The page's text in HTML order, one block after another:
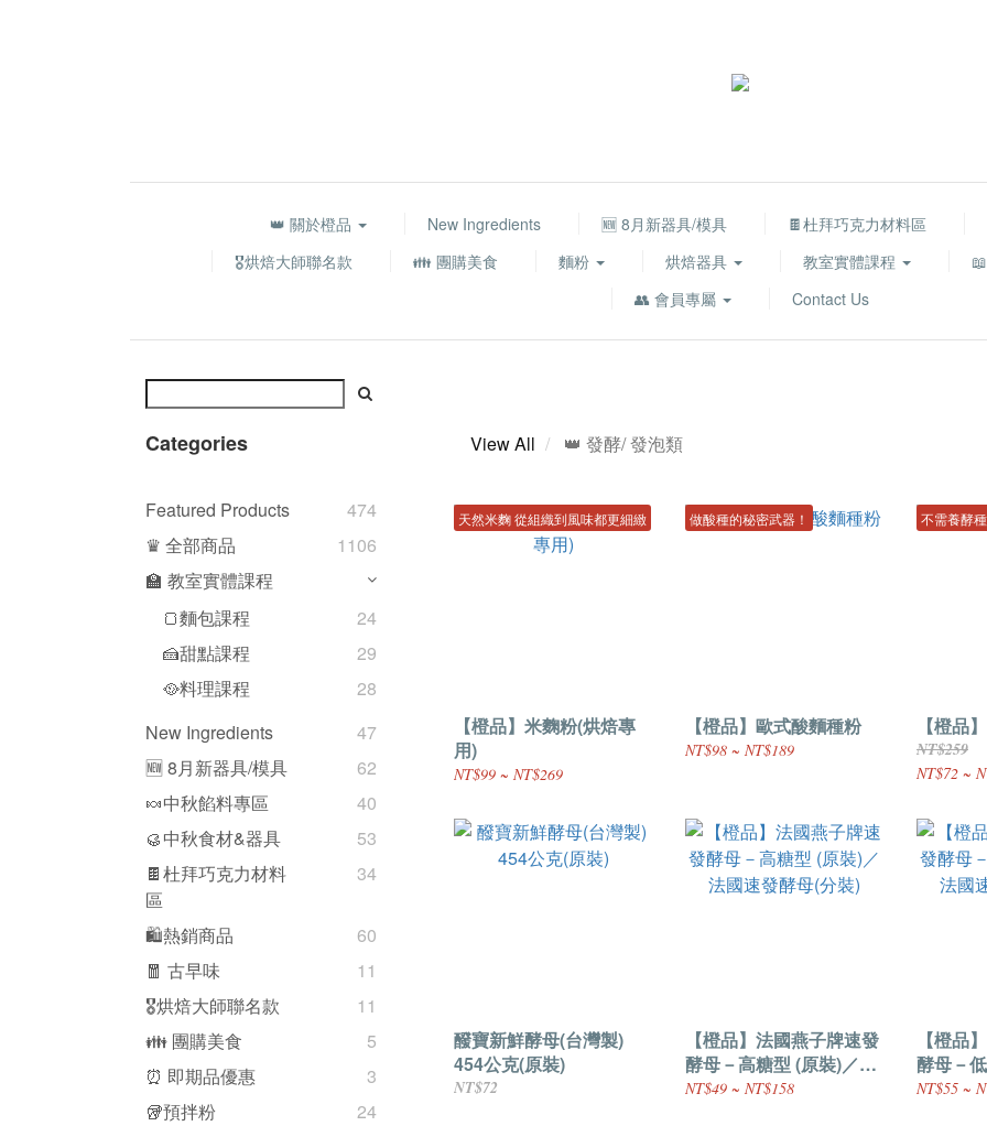
👑 關於橙品 New Ingredients 🆕 8月新器具/模具
🍫杜拜巧克力材料區
🎖️烘焙大師聯名款
👪 團購美食 麵粉 烘焙器具 教室實體課程
👥 會員專屬
Contact Us
Categories
Featured Products
474
♛ 全部商品
1106
🏫 教室實體課程
🍞麵包課程
24
🍰甜點課程
29
🥘料理課程
28
New Ingredients
47
🆕 8月新器具/模具
62
🍬中秋餡料專區
40
🥮中秋食材&器具
53
🍫杜拜巧克力材料
區
34
🛍熱銷商品
60
🧧 古早味
11
🎖️烘焙大師聯名款
11
👪 團購美食
5
⏰ 即期品優惠
3
🥡預拌粉
24
View All 👑 發酵/ 發泡類
天然米麴 從組織到風味都更細緻
【橙品】米麴粉(烘焙專
用)
NT$99 ~ NT$269
做酸種的秘密武器！
【橙品】歐式酸麵種粉
NT$98 ~ NT$189
不需養酵
【橙品
NT$259
NT$72 ~
醱寶新鮮酵母(台灣製)
454公克(原裝)
NT$72
【橙品】法國燕子牌速發
酵母－高糖型 (原裝)／法
國速發酵母(分裝)
NT$49 ~ NT$158
【橙品
酵母－
國速發
NT$55 ~